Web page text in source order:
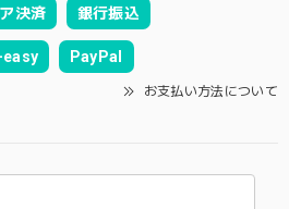
決済 銀行振込
easy PayPal
お支払い方法について